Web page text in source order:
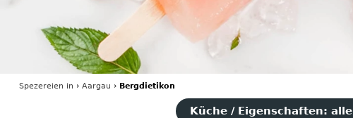
Spezereien in › Aargau › Bergdietikon
Küche / Eigenschaften: alle